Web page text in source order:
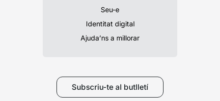
Seu-e
Identitat digital
Ajuda’ns a millorar
Subscriu-te al butlletí